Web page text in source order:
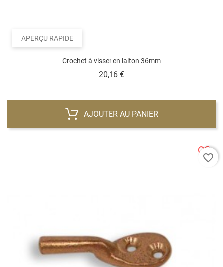
APERÇU RAPIDE
Crochet à visser en laiton 36mm
20,16 €Prix
AJOUTER AU PANIER
favorite_border